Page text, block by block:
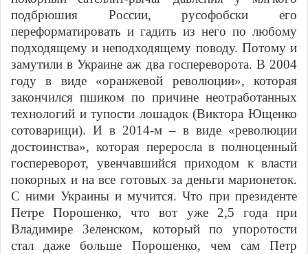
подбрюшия России, русофобски его
переформатировать и гадить из него по любому
подходящему и неподходящему поводу. Потому и
замутили в Украине аж два госпереворота. В 2004
году в виде «оранжевой революции», которая
закончился пшиком по причине неотработанных
технологий и тупости лошадок (Виктора Ющенко
сотоварищи). И в 2014-м – в виде «революции
достоинства», которая переросла в полноценный
госпереворот, увенчавшийся приходом к власти
покорных и на все готовых за деньги марионеток.
С ними Украины и мучится. Что при президенте
Петре Порошенко, что вот уже 2,5 года при
Владимире Зеленском, который по упоротости
стал даже больше Порошенко, чем сам Петр